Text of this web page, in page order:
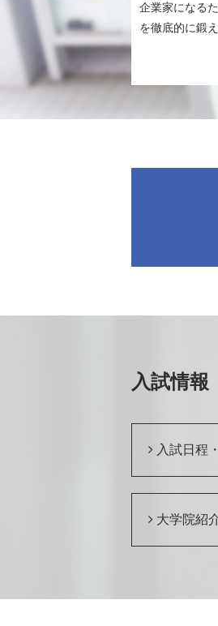
企業家になる
を徹底的に鍛
入試情報
入試日程
大学院紹